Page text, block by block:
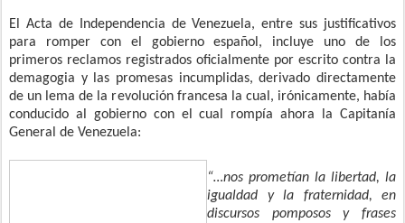
El Acta de Independencia de Venezuela, entre sus justificativos
para romper con el gobierno español, incluye uno de los
primeros reclamos registrados oficialmente por escrito contra la
demagogia y las promesas incumplidas, derivado directamente
de un lema de la revolución francesa la cual, irónicamente, había
conducido al gobierno con el cual rompía ahora la Capitanía
General de Venezuela:
“…nos prometían la libertad, la
igualdad y la fraternidad, en
discursos pomposos y frases